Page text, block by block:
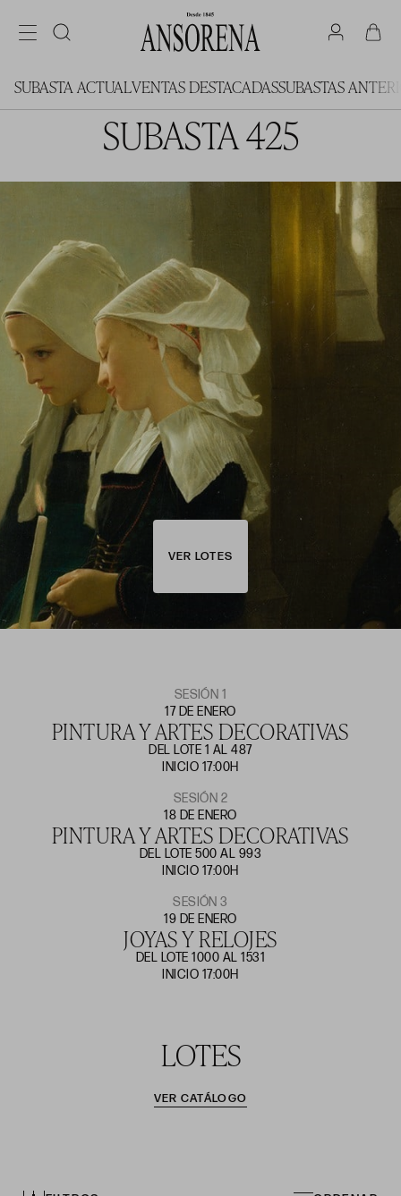
SUBASTA ACTUALVENTAS DESTACADASSUBASTAS
SUBASTA 425
VER LOTES
SESIÓN 1
17 DE ENERO
PINTURA Y ARTES DECORATIVAS
DEL LOTE 1 AL 487
INICIO 17:00H
SESIÓN 2
18 DE ENERO
PINTURA Y ARTES DECORATIVAS
DEL LOTE 500 AL 993
INICIO 17:00H
SESIÓN 3
19 DE ENERO
JOYAS Y RELOJES
DEL LOTE 1000 AL 1531
INICIO 17:00H
LOTES
VER CATÁLOGO